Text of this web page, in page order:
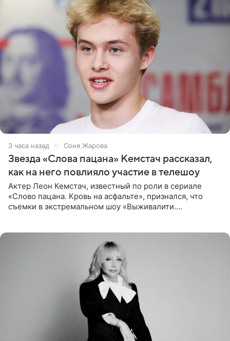
3 часа назад Соня Жарова
Звезда «Слова пацана» Кемстач рассказал,
как на него повлияло участие в телешоу
Актер Леон Кемстач, известный по роли в сериале
«Слово пацана. Кровь на асфальте», признался, что
съемки в экстремальном шоу «Выживалити.